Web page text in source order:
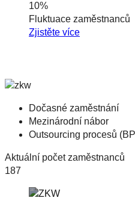
10%
Fluktuace zaměstnanců
Zjistěte více
Dočasné zaměstnání
Mezinárodní nábor
Outsourcing procesů
Aktuální počet zaměstnanců
187